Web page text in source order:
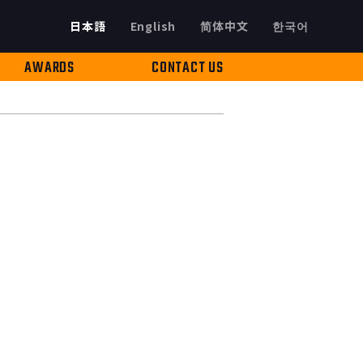
日本語 한국어
English 简体中文
AWARDS CONTACT US